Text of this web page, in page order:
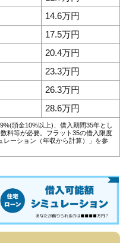
14.6万円
17.5万円
20.4万円
23.3万円
26.3万円
28.6万円
頭金10%以上)、借入期間35年とし
料等が必要。フラット35の借入限度
ーション（年収から計算）
」を参